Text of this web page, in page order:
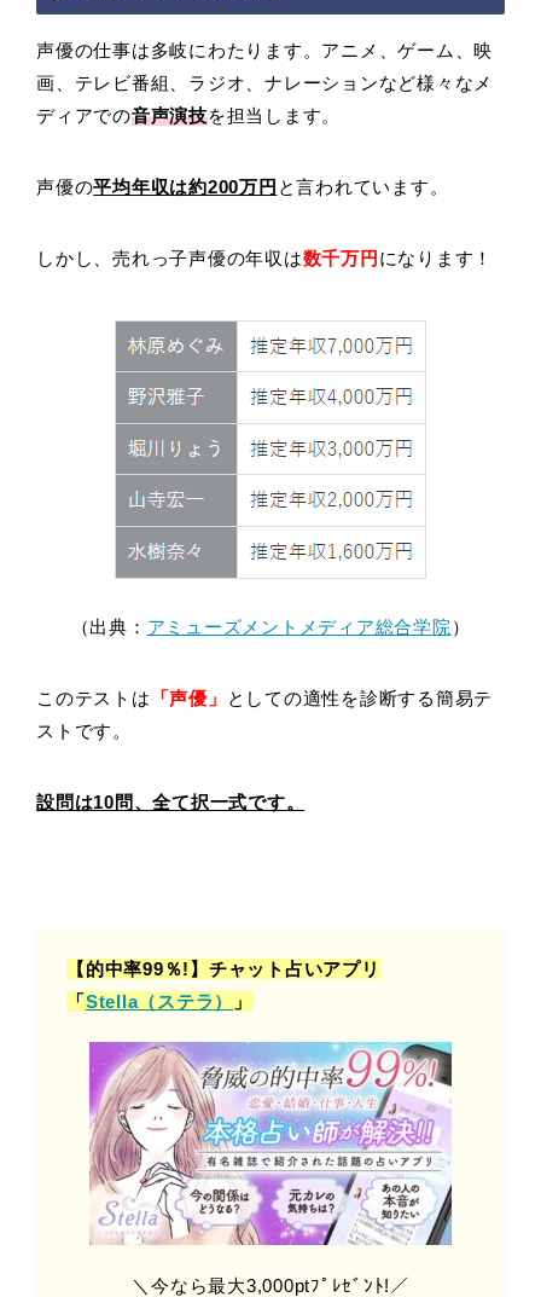
声優の仕事は多岐にわたります。アニメ、ゲーム、映
画、テレビ番組、ラジオ、ナレーションなど様々なメ
ディアでの音声演技を担当します。
声優の平均年収は約200万円 と言われています。
しかし、売れっ子声優の年収は数千万円 になります！
（出典： アミューズメントメディア総合学院 ）
このテストは 「声優」
としての適性を診断する簡易テ
ストです。
設問は10問、全て択一式です。
【的中率99％!】チャット占いアプリ
「Stella（ステラ） 」
＼今なら最大3,000ptﾌﾟﾚｾﾞﾝﾄ!／